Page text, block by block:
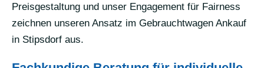
Preisgestaltung und unser Engagement für Fairness
zeichnen unseren Ansatz im Gebrauchtwagen Ankauf
in Stipsdorf aus.